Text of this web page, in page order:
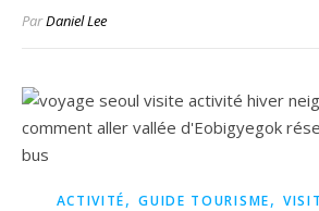
ParDaniel Lee
ACTIVITÉ,GUIDE TOURISME,